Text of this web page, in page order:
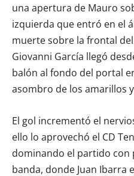
una apertura de Mauro
izquierda que entró en el
muerte sobre la frontal
Giovanni García llegó
balón al fondo del portal
asombro de los amarillos
El gol incrementó el
ello lo aprovechó el CD
dominando el partido
banda, donde Juan Ibarra